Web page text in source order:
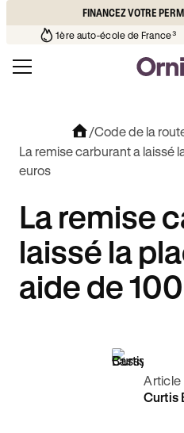
FINANCEZ VOTRE
que l’auto-école de votre quartier¹
/Code de la
La remise carburant a laissé
euros
La remise
laissé la
aide de
Article
Curtis